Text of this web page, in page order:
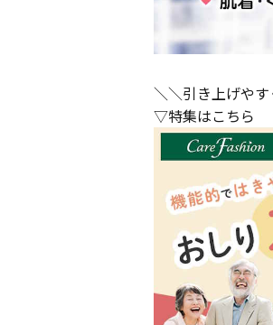
＼＼引き上げや
▽特集はこちら